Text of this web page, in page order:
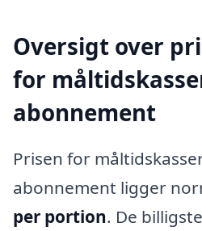
Oversigt over
for
abonnement
Prisen for
abonnement ligger
per portion. De